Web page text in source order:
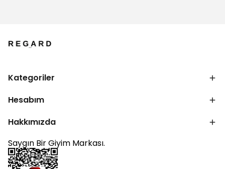
Kategoriler
Hesabım
Hakkımızda
Saygın Bir Giyim Markası.